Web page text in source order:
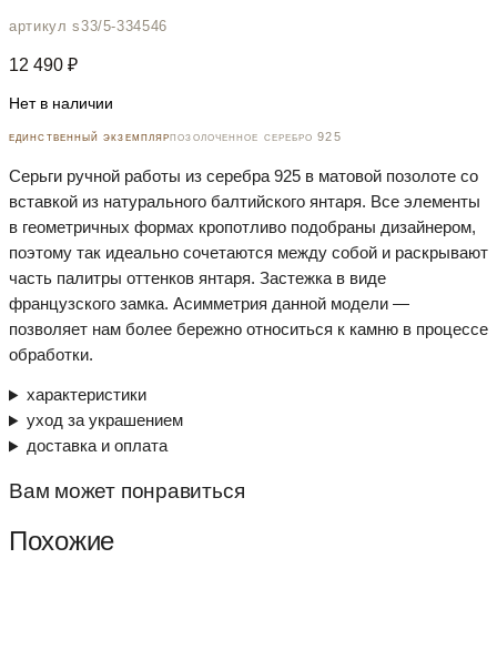
артикул s33/5-334546
12 490 ₽
Нет в наличии
единственный экземплярпозолоченное серебро 925
Серьги ручной работы из серебра 925 в матовой позолоте со
вставкой из натурального балтийского янтаря. Все элементы
в геометричных формах кропотливо подобраны дизайнером,
поэтому так идеально сочетаются между собой и раскрывают
часть палитры оттенков янтаря. Застежка в виде
французского замка. Асимметрия данной модели —
позволяет нам более бережно относиться к камню в процессе
обработки.
характеристики
уход за украшением
доставка и оплата
Вам может понравиться
Похожие